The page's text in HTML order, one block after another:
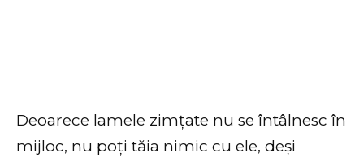
Deoarece lamele zimțate nu se întâlnesc în
mijloc, nu poți tăia nimic cu ele, deși